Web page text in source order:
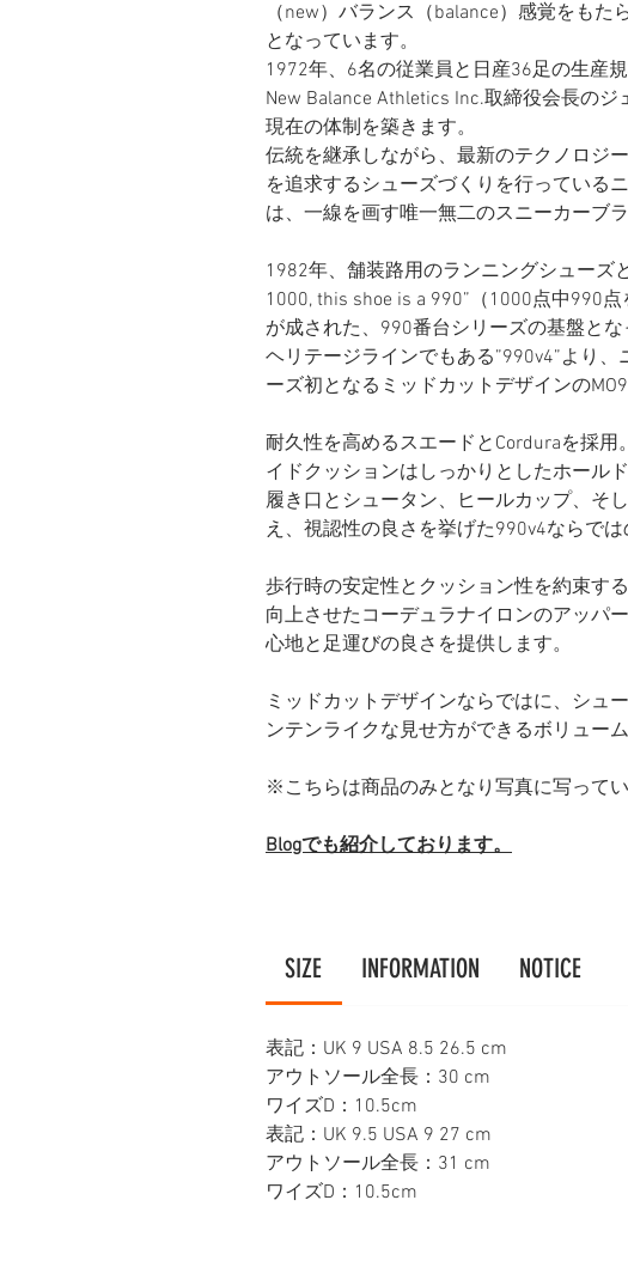
（new）バランス（balance）感覚をも
となっています。
1972年、6名の従業員と日産36足の生産
New Balance Athletics Inc.取締役会長のジ
現在の体制を築きます。
伝統を継承しながら、最新のテクノロジ
を追求するシューズづくりを行っている
は、一線を画す唯一無二のスニーカーブ
1982年、舗装路用のランニングシューズ
1000, this shoe is a 990”（1000点中990
が成された、990番台シリーズの基盤とな
ヘリテージラインでもある”990v4”より、
ーズ初となるミッドカットデザインの
耐久性を高めるスエードとCorduraを採
イドクッションはしっかりとしたホールド
履き口とシュータン、ヒールカップ、そ
え、視認性の良さを挙げた990v4ならで
歩行時の安定性とクッション性を約束す
向上させたコーデュラナイロンのアッパ
心地と足運びの良さを提供します。
ミッドカットデザインならではに、シュ
ンテンライクな見せ方ができるボリュー
※こちらは商品のみとなり写真に写って
Blogでも紹介しております。
SIZE INFORMATION NOTICE
表記：UK 9 USA 8.5 26.5 cm
アウトソール全長：30 cm
ワイズD：10.5cm
表記：UK 9.5 USA 9 27 cm
アウトソール全長：31 cm
ワイズD：10.5cm